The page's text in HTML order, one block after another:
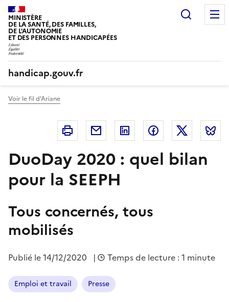
Panneau de gestion des cookies
MINISTÈRE
DE LA SANTÉ, DES FAMILLES,
DE L'AUTONOMIE
ET DES PERSONNES HANDICAPÉES
handicap.gouv.fr
Voir le fil d'Ariane
Imprimer Courriel Linkedin FacebookTwitter
DuoDay 2020 : quel bilan
pour la SEEPH
Tous concernés, tous
mobilisés
Publié le14/12/2020 | Temps de lecture : 1 minute
Emploi et travail Presse